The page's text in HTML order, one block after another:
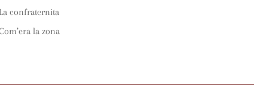
La confraternita
la zona